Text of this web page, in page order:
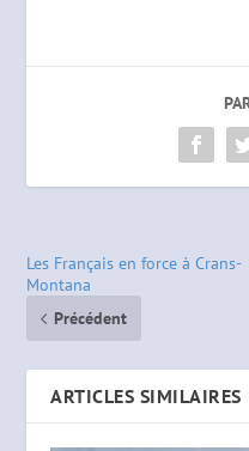
Les Français en force à Crans-
Montana
Précédent
ARTICLES SIMILAIRES